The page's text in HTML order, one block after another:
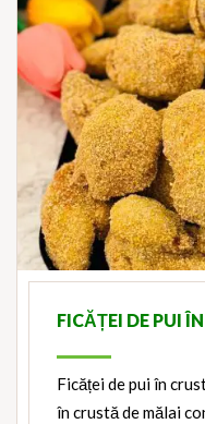
FICĂȚEI DE PUI
Ficăței de pui în
în crustă de mălai